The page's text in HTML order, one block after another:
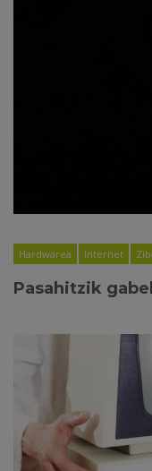
Hardwarea Internet
Pasahitzik